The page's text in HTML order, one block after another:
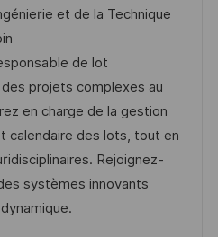
et de la Technique
de lot
projets complexes au
en charge de la gestion
calendaire des lots, tout en
Rejoignez-
systèmes innovants